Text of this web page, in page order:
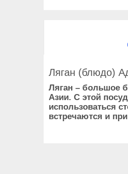
Ляган (блюдо)
Ляган – большое
Азии. С этой
использоваться
встречаются и